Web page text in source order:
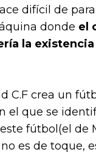
difícil de
donde el
la
C.F crea un
el que se
fútbol(el de
es de toque,